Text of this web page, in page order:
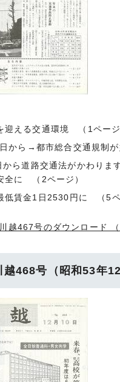
迎える交通環境 （1ページ
から→都市総合交通規制
から道路交通法がかわりま
全に （2ページ）
低賃金1日2530円に （5ペ
越467号のダウンロード
越468号（昭和53年12